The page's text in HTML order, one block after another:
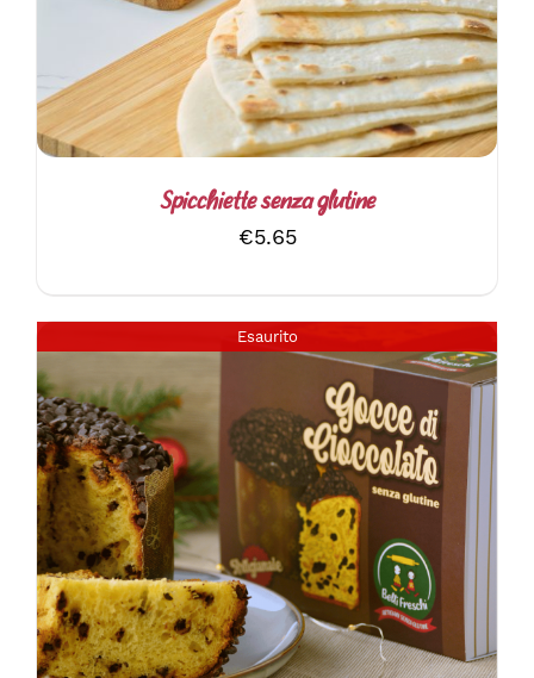
Spicchiette senza glutine
€5.65
Esaurito
DETTAGLI